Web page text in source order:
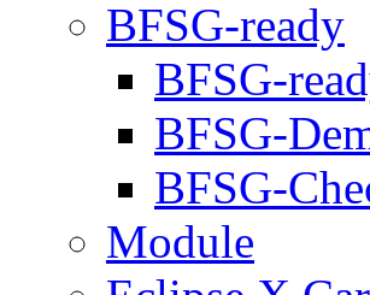
BFSG-ready
BFSG-
BFSG-
BFSG-
Module